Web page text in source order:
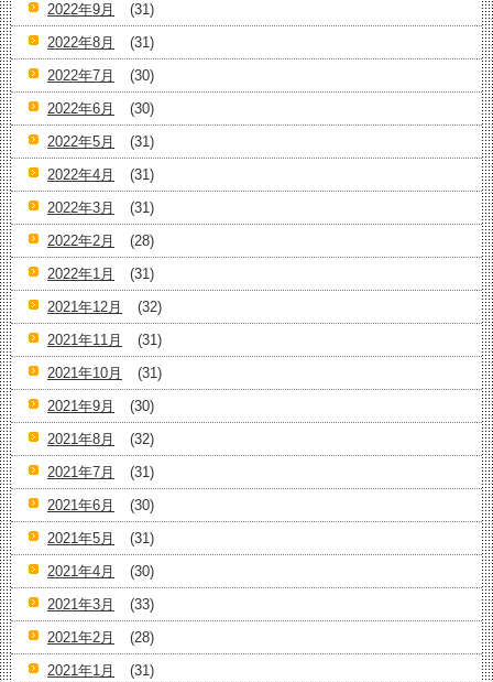
2022年9月
(31)
2022年8月
(31)
2022年7月
(30)
2022年6月
(30)
2022年5月
(31)
2022年4月
(31)
2022年3月
(31)
2022年2月
(28)
2022年1月
(31)
2021年12月
(32)
2021年11月
(31)
2021年10月
(31)
2021年9月
(30)
2021年8月
(32)
2021年7月
(31)
2021年6月
(30)
2021年5月
(31)
2021年4月
(30)
2021年3月
(33)
2021年2月
(28)
2021年1月
(31)